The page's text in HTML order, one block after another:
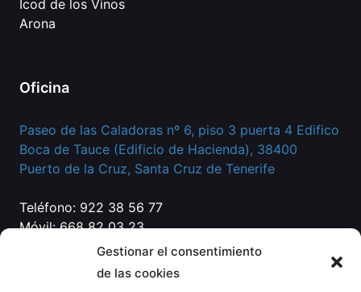
Gestionar el consentimiento
de las cookies
Icod de los Vinos
Arona
Oficina
Paseo de las Caladoras nº 6, piso 3 puerta 4 Edifico
Boca de Tauce (Edificio de Hacienda), 38400
Puerto de la Cruz, Santa Cruz de Tenerife
Teléfono: 922 38 56 77
Móvil: 668 82 03 23
info@eg-abogados.com